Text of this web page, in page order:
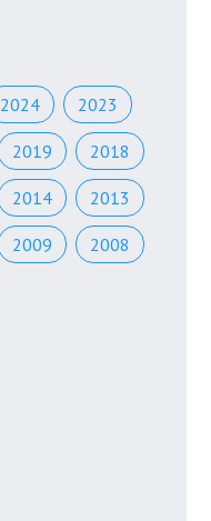
2024 2023
2019 2018
2014 2013
2009 2008